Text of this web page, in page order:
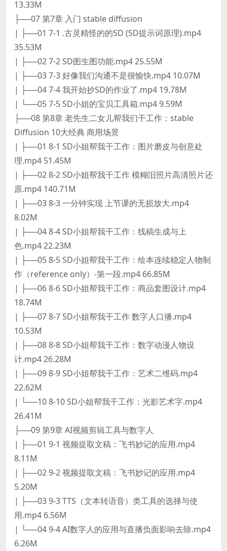
13.33M
├──07 第7章 入门 stable diffusion
| ├──01 7-1 .古灵精怪的的SD (SD提示词原理).mp4
35.53M
| ├──02 7-2 SD图生图功能.mp4 25.55M
| ├──03 7-3 好像我们沟通不是很愉快.mp4 10.07M
| ├──04 7-4 我开始抄SD的作业了.mp4 19.78M
| └──05 7-5 SD小姐的宝贝工具箱.mp4 9.59M
├──08 第8章 老先生二女儿帮我们干工作：stable
Diffusion 10大经典 商用场景
| ├──01 8-1 SD小姐帮我干工作：图片磨皮与创意处
理.mp4 51.45M
| ├──02 8-2 SD小姐帮我干工作 模糊旧照片高清照片还
原.mp4 140.71M
| ├──03 8-3 一分钟实现 上节课的无损放大.mp4
8.02M
| ├──04 8-4 SD小姐帮我干工作：线稿生成与上
色.mp4 22.23M
| ├──05 8-5 SD小姐帮我干工作：绘本连续稳定人物制
作（reference only）-第一段.mp4 66.85M
| ├──06 8-6 SD小姐帮我干工作：商品套图设计.mp4
18.74M
| ├──07 8-7 SD小姐帮我干工作 数字人口播.mp4
10.53M
| ├──08 8-8 SD小姐帮我干工作：数字动漫人物设
计.mp4 26.28M
| ├──09 8-9 SD小姐帮我干工作：艺术二维码.mp4
22.62M
| └──10 8-10 SD小姐帮我干工作：光影艺术字.mp4
26.41M
├──09 第9章 AI视频剪辑工具与数字人
| ├──01 9-1 视频提取文稿：飞书妙记的应用.mp4
8.11M
| ├──02 9-2 视频提取文稿：飞书妙记的应用.mp4
5.20M
| ├──03 9-3 TTS（文本转语音）类工具的选择与使
用.mp4 6.56M
| └──04 9-4 AI数字人的应用与直播负面影响去除.mp4
6.26M